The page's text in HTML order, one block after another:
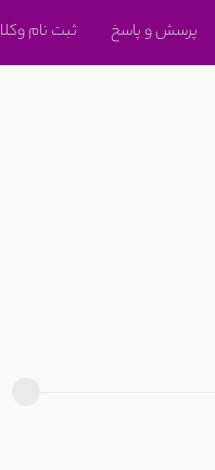
پرسش و پاسخ ثبت نام وکلا